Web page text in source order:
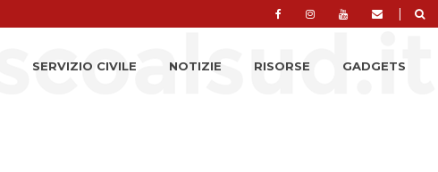
|
SERVIZIO CIVILE NOTIZIE RISORSE GADGETS